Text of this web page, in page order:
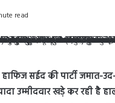
read
सईद की पार्टी जमात-उद-
उम्मीदवार खड़े कर रही है